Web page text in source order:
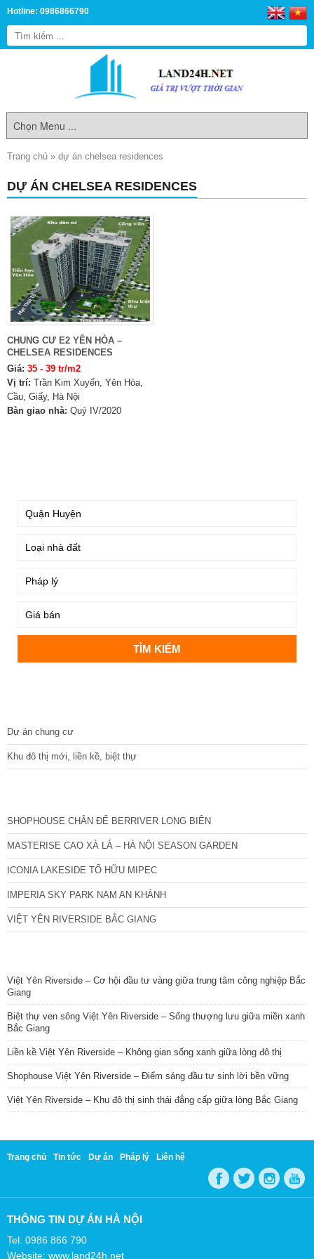
Hotline: 0986866790
Trang chủ » dự án chelsea residences
DỰ ÁN CHELSEA RESIDENCES
CHUNG CƯ E2 YÊN HÒA –
CHELSEA RESIDENCES
Giá: 35 - 39 tr/m2
Vị trí: Trần Kim Xuyến, Yên Hòa,
Cầu, Giấy, Hà Nội
Bàn giao nhà: Quý IV/2020
Dự án chung cư
Khu đô thị mới, liền kề, biệt thự
SHOPHOUSE CHÂN ĐẾ BERRIVER LONG BIÊN
MASTERISE CAO XÀ LÁ – HÀ NỘI SEASON GARDEN
ICONIA LAKESIDE TỐ HỮU MIPEC
IMPERIA SKY PARK NAM AN KHÁNH
VIỆT YÊN RIVERSIDE BẮC GIANG
Việt Yên Riverside – Cơ hội đầu tư vàng giữa trung tâm công nghiệp Bắc
Giang
Biệt thự ven sông Việt Yên Riverside – Sống thượng lưu giữa miền xanh
Bắc Giang
Liền kề Việt Yên Riverside – Không gian sống xanh giữa lòng đô thị
Shophouse Việt Yên Riverside – Điểm sáng đầu tư sinh lời bền vững
Việt Yên Riverside – Khu đô thị sinh thái đẳng cấp giữa lòng Bắc Giang
Trang chủ Tin tức Dự án Pháp lý Liên hệ
THÔNG TIN DỰ ÁN HÀ NỘI
Tel: 0986 866 790
Website: www.land24h.net